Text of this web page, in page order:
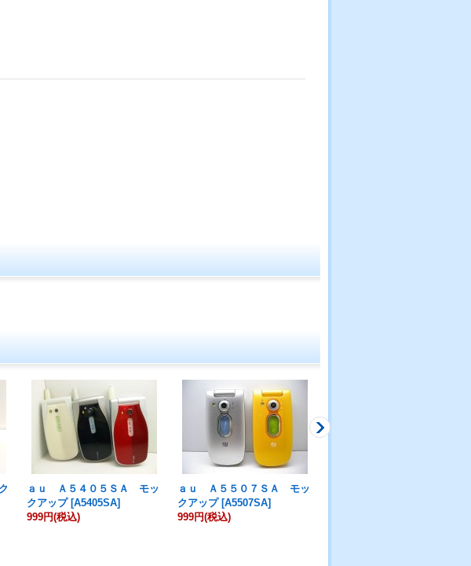
ａｕ Ａ５４０５ＳＡ モッ
クアップ [A5405SA]
999円(税込)
ａｕ Ａ５５０７ＳＡ モッ
クアップ [A5507SA]
999円(税込)